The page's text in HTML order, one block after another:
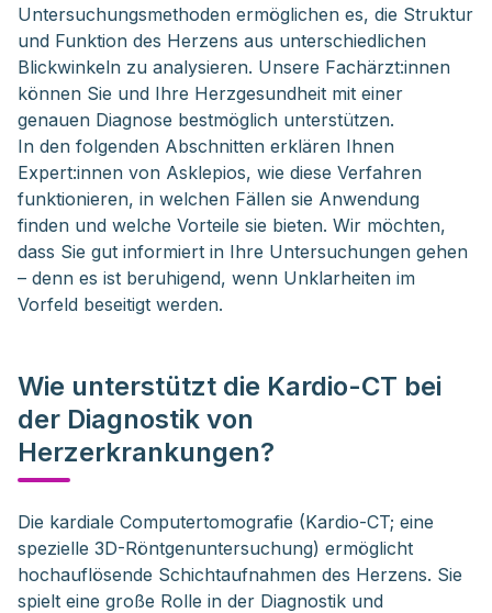
Untersuchungsmethoden ermöglichen es, die Struktur
und Funktion des Herzens aus unterschiedlichen
Blickwinkeln zu analysieren. Unsere Fachärzt:innen
können Sie und Ihre Herzgesundheit mit einer
genauen Diagnose bestmöglich unterstützen.
In den folgenden Abschnitten erklären Ihnen
Expert:innen von Asklepios, wie diese Verfahren
funktionieren, in welchen Fällen sie Anwendung
finden und welche Vorteile sie bieten. Wir möchten,
dass Sie gut informiert in Ihre Untersuchungen gehen
– denn es ist beruhigend, wenn Unklarheiten im
Vorfeld beseitigt werden.
Wie unterstützt die Kardio-CT bei
der Diagnostik von
Herzerkrankungen?
Die kardiale Computertomografie (Kardio-CT; eine
spezielle 3D-Röntgenuntersuchung) ermöglicht
hochauflösende Schichtaufnahmen des Herzens. Sie
spielt eine große Rolle in der Diagnostik und